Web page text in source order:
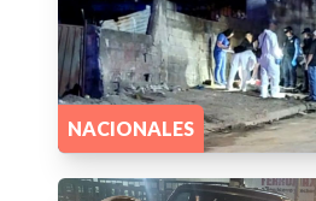
NACIONALES